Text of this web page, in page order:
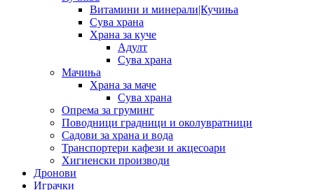
Витамини и минерали|Кучиња
Сува храна
Храна за куче
Адулт
Сува храна
Мачиња
Храна за маче
Сува храна
Опрема за груминг
Поводници градници и околувратници
Садови за храна и вода
Транспортери кафези и акцесоари
Хигиенски производи
Дронови
Играчки